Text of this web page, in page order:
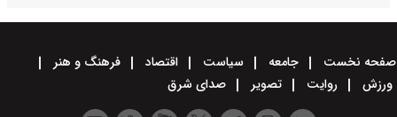
صفحه نخست جامعه سیاست اقتصاد
فرهنگ و هنر
ورزش
روایت تصویر صدای شرق